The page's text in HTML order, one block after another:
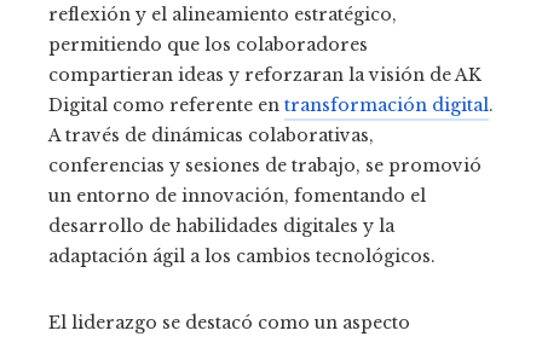
reflexión y el alineamiento estratégico,
permitiendo que los colaboradores
compartieran ideas y reforzaran la visión de AK
Digital como referente en transformación digital.
A través de dinámicas colaborativas,
conferencias y sesiones de trabajo, se promovió
un entorno de innovación, fomentando el
desarrollo de habilidades digitales y la
adaptación ágil a los cambios tecnológicos.
El liderazgo se destacó como un aspecto